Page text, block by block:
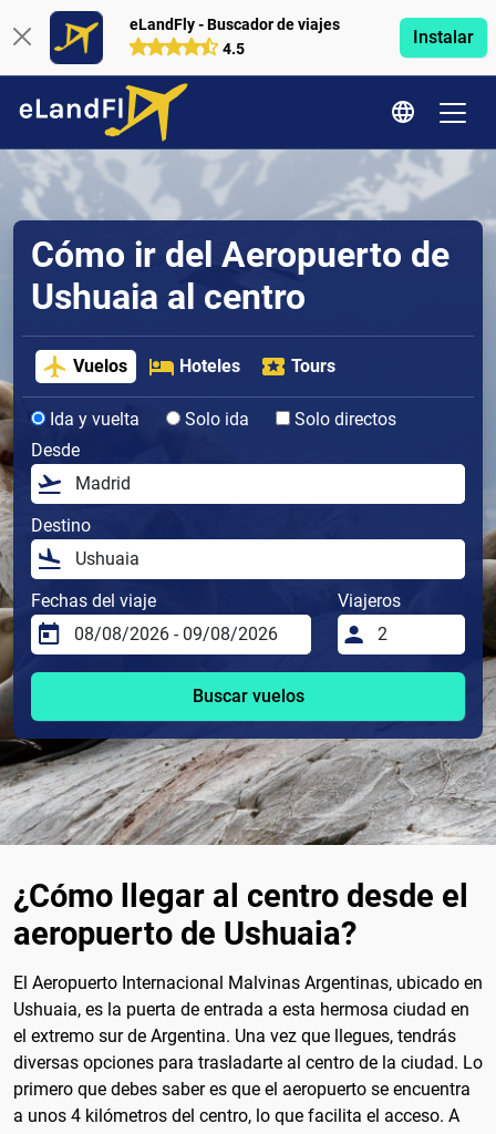
eLandFly - Buscador de viajes
4.5
Instalar
Cómo ir del Aeropuerto de
Ushuaia al centro
Vuelos Hoteles Tours
Ida y vuelta Solo ida
Solo directos
Desde
Destino
Fechas del viaje Viajeros
Buscar vuelos
¿Cómo llegar al centro desde el
aeropuerto de Ushuaia?
El Aeropuerto Internacional Malvinas Argentinas, ubicado en
Ushuaia, es la puerta de entrada a esta hermosa ciudad en
el extremo sur de Argentina. Una vez que llegues, tendrás
diversas opciones para trasladarte al centro de la ciudad. Lo
primero que debes saber es que el aeropuerto se encuentra
a unos 4 kilómetros del centro, lo que facilita el acceso. A